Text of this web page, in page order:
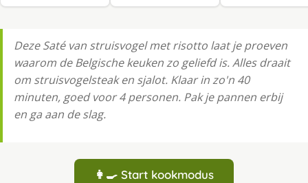
Deze Saté van struisvogel met risotto laat je proeven
waarom de Belgische keuken zo geliefd is. Alles draait
om struisvogelsteak en sjalot. Klaar in zo'n 40
minuten, goed voor 4 personen. Pak je pannen erbij
en ga aan de slag.
👩‍🍳 Start kookmodus